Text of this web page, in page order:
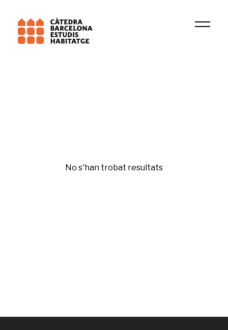
No s'han trobat resultats